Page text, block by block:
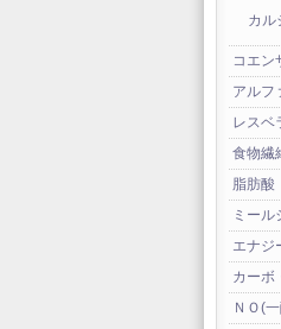
カル
コエン
アルフ
レスベ
食物繊
脂肪酸
ミール
エナジ
カーボ
ＮＯ(